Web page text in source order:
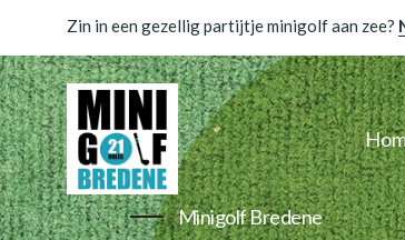
Zin in een gezellig partijtje minigolf aan zee?
Minigolf Bredene